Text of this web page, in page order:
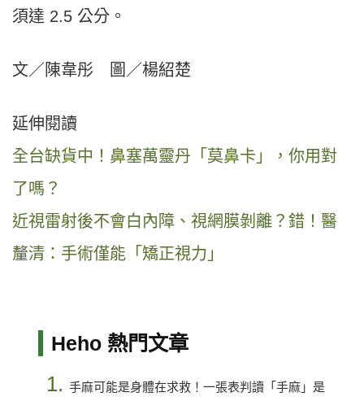
須達 2.5 公分。
文／陳韋彤 圖／楊紹楚
延伸閱讀
全台缺貨中！鼻塞萬靈丹「莫鼻卡」，你用對
了嗎？
近視雷射後不會白內障、視網膜剝離？錯！醫
釐清：手術僅能「矯正視力」
Heho 熱門文章
1. 手麻可能是身體在求救！一張表判讀「手麻」是